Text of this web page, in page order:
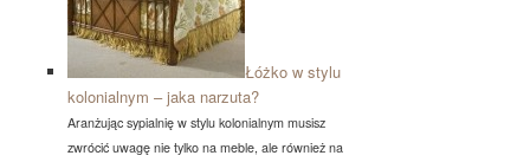
Łóżko w stylu
kolonialnym – jaka narzuta?
Aranżując sypialnię w stylu kolonialnym musisz
zwrócić uwagę nie tylko na meble, ale również na